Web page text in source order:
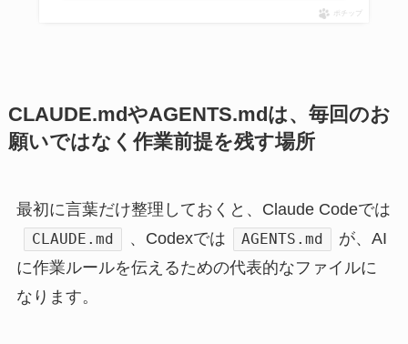
ポチップ
CLAUDE.mdやAGENTS.mdは、毎回のお
願いではなく作業前提を残す場所
最初に言葉だけ整理しておくと、Claude Codeでは
CLAUDE.md 、Codexでは AGENTS.md
が、AI
に作業ルールを伝えるための代表的なファイルに
なります。